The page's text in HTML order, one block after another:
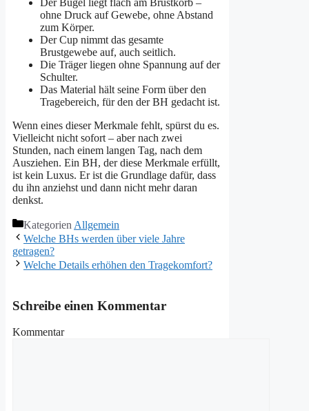
ohne Druck auf Gewebe, ohne Abstand
zum Körper.
Der Cup nimmt das gesamte
Brustgewebe auf, auch seitlich.
Die Träger liegen ohne Spannung auf der
Schulter.
Das Material hält seine Form über den
Tragebereich, für den der BH gedacht ist.
Wenn eines dieser Merkmale fehlt, spürst du es.
Vielleicht nicht sofort – aber nach zwei
Stunden, nach einem langen Tag, nach dem
Ausziehen. Ein BH, der diese Merkmale erfüllt,
ist kein Luxus. Er ist die Grundlage dafür, dass
du ihn anziehst und dann nicht mehr daran
denkst.
Kategorien Allgemein
Welche BHs werden über viele Jahre
getragen?
Welche Details erhöhen den Tragekomfort?
Schreibe einen Kommentar
Kommentar